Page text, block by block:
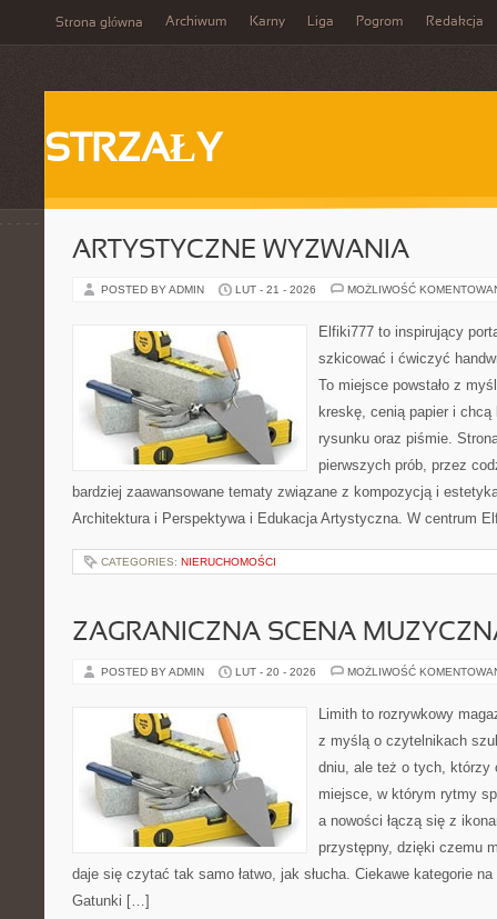
Strona główna Archiwum Karny Liga Pogrom Redakcja
STRZAŁY
ARTYSTYCZNE WYZWANIA
POSTED BY ADMIN LUT - 21 - 2026 MOŻLIWOŚĆ
Elfiki777 to inspirujący
szkicować i ćwiczyć
To miejsce powstało z
kreskę, cenią papier i chcą
rysunku oraz piśmie.
pierwszych prób, przez
bardziej zaawansowane tematy związane z kompozycją i
Architektura i Perspektywa i Edukacja Artystyczna. W centrum
CATEGORIES: NIERUCHOMOŚCI
ZAGRANICZNA SCENA
POSTED BY ADMIN LUT - 20 - 2026 MOŻLIWOŚĆ
Limith to rozrywkowy
z myślą o czytelnikach
dniu, ale też o tych, którzy
miejsce, w którym rytmy
a nowości łączą się z
przystępny, dzięki czemu
daje się czytać tak samo łatwo, jak słucha. Ciekawe kategorie
Gatunki […]